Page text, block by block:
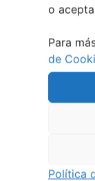
o
Para
de
Política